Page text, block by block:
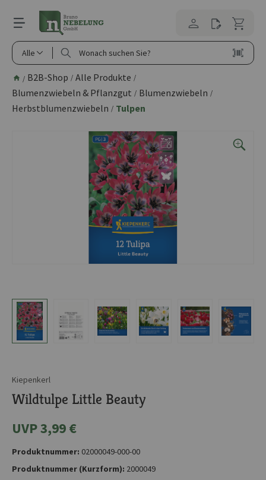
springen
Alle
/ B2B-Shop / Alle Produkte /
Blumenzwiebeln & Pflanzgut / Blumenzwiebeln /
Herbstblumenzwiebeln / Tulpen
Kiepenkerl
Wildtulpe Little Beauty
UVP 3,99 €
Produktnummer: 02000049-000-00
Produktnummer (Kurzform): 2000049